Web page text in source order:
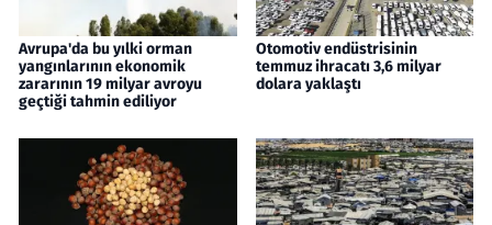
Avrupa'da bu yılki orman
yangınlarının ekonomik
zararının 19 milyar avroyu
geçtiği tahmin ediliyor
Otomotiv endüstrisinin
temmuz ihracatı 3,6 milyar
dolara yaklaştı